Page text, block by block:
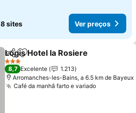
8 sites Ver preços
PartilharAdicionar aos favoritos
Logis Hotel la Rosiere
3 Estrelas
8,7 Excelente
1.213
Arromanches-les-Bains, a 6.5 km de Bayeux
Café da manhã farto e variadoVer preços